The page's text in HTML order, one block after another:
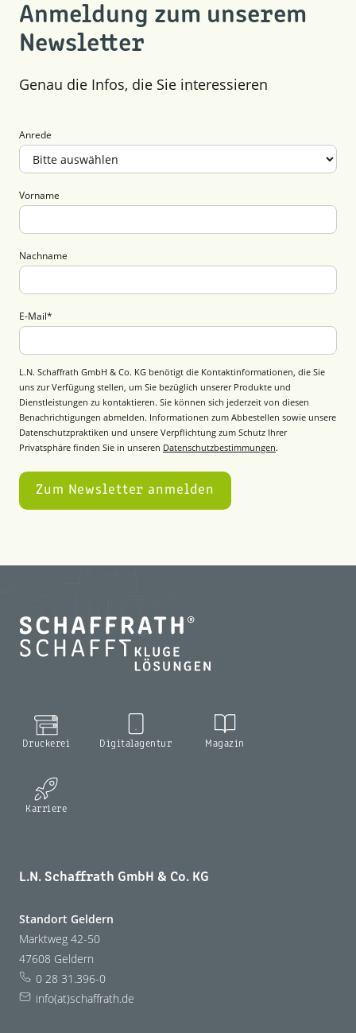
Anmeldung zum unserem
Newsletter
Genau die Infos, die Sie interessieren
Anrede
Vorname
Nachname
E-Mail*
L.N. Schaffrath GmbH & Co. KG benötigt die Kontaktinformationen, die Sie
uns zur Verfügung stellen, um Sie bezüglich unserer Produkte und
Dienstleistungen zu kontaktieren. Sie können sich jederzeit von diesen
Benachrichtigungen abmelden. Informationen zum Abbestellen sowie unsere
Datenschutzpraktiken und unsere Verpflichtung zum Schutz Ihrer
Privatsphäre finden Sie in unseren Datenschutzbestimmungen.
Druckerei Digitalagentur Magazin
Karriere
L.N. Schaffrath GmbH & Co. KG
Standort Geldern
Marktweg 42-50
47608 Geldern
0 28 31.396-0
info(at)schaffrath.de